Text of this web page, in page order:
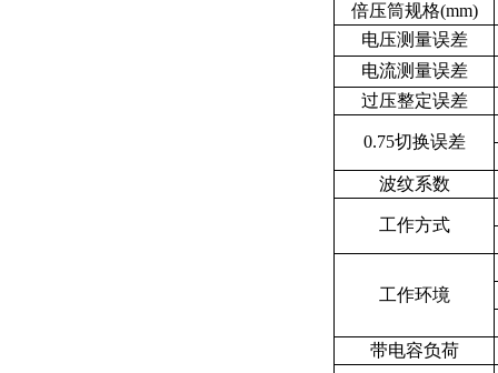
倍压筒规格(mm)
电压测量误差
电流测量误差
过压整定误差
0.75切换误差
波纹系数
工作方式
工作环境
带电容负荷